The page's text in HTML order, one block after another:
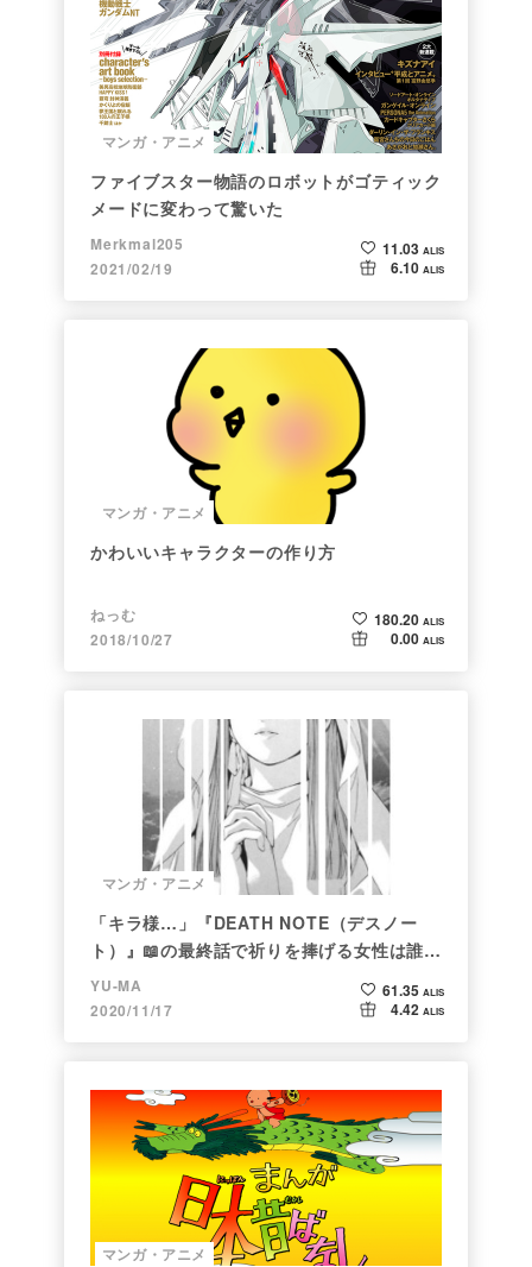
マンガ・アニメ
ファイブスター物語のロボットがゴティック
メードに変わって驚いた
Merkmal205
2021/02/19
11.03 ALIS
6.10 ALIS
マンガ・アニメ
かわいいキャラクターの作り方
ねっむ
2018/10/27
180.20 ALIS
0.00 ALIS
マンガ・アニメ
「キラ様…」『DEATH NOTE（デスノー
ト）』📖の最終話で祈りを捧げる女性は誰な
のか
YU-MA
2020/11/17
61.35 ALIS
4.42 ALIS
マンガ・アニメ